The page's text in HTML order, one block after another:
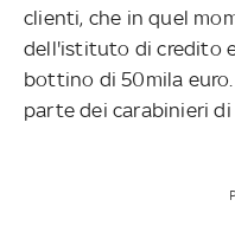
clienti, che in quel
dell'istituto di credito
bottino di 50mila
parte dei carabinieri di